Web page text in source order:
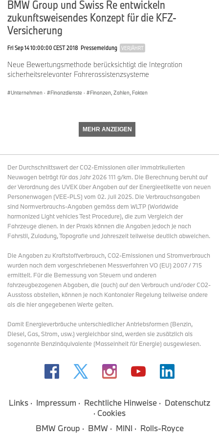
und BMW Motorrad der weltweit führende Premium-Hersteller
von Automobilen und Motorrädern und Anbieter von Premium-
Finanzdienstleistungen. Das BMW Group Produktionsnetzwerk
umfasst über 30 Produktionsstandorte weltweit; das
Unternehmen verfügt über ein globales Vertriebsnetzwerk mit
Vertretungen in über 140 Ländern.
Im Jahr 2024 erzielte die BMW Group einen weltweiten Absatz
Ergebnis vor Steuern im Geschäftsjahr 2024 belief sich auf 11,0
Unternehmensstrategie der BMW Group, von der Lieferkette über
die Produktion bis zum Ende der Nutzungsphase aller Produkte.
LinkedIn:http://www.linkedin.com/company/bmw-group/
YouTube:https://www.youtube.com/bmwgroup
Instagram:https://www.instagram.com/bmwgroup
X:https://www.x.com/bmwgroup
BMW Group und Swiss Re entwickeln
zukunftsweisendes Konzept für die KFZ-
Versicherung
Fri Sep 14 10:00:00 CEST 2018 Pressemeldung VERJÄHRT
Neue Bewertungsmethode berücksichtigt die Integration
sicherheitsrelevanter Fahrerassistenzsysteme
Unternehmen · Finanzdienste · Finanzen, Zahlen, Fakten
MEHR ANZEIGEN
Der Durchschnittswert der CO2-Emissionen aller immatrikulierten
Neuwagen beträgt für das Jahr 2026 111 g/km. Die Berechnung beruht auf
der Verordnung des UVEK über Angaben auf der Energieetikette von neuen
Personenwagen (VEE-PLS) vom 02. Juli 2025. Die Verbrauchsangaben
sind Normverbrauchs-Angaben gemäss dem WLTP (Worldwide
harmonized Light vehicles Test Procedure), die zum Vergleich der
Fahrzeuge dienen. In der Praxis können die Angaben jedoch je nach
Fahrstil, Zuladung, Topografie und Jahreszeit teilweise deutlich abweichen.
Die Angaben zu Kraftstoffverbrauch, CO2-Emissionen und Stromverbrauch
wurden nach dem vorgeschriebenen Messverfahren VO (EU) 2007 / 715
ermittelt. Für die Bemessung von Steuern und anderen
fahrzeugbezogenen Abgaben, die (auch) auf den Verbrauch und/oder CO2-
Ausstoss abstellen, können je nach Kantonaler Regelung teilweise andere
als die hier angegebenen Werte gelten.
Damit Energieverbräuche unterschiedlicher Antriebsformen (Benzin,
Diesel, Gas, Strom, usw.) vergleichbar sind, werden sie zusätzlich als
sogenannte Benzinäquivalente (Masseinheit für Energie) ausgewiesen.
Links Impressum Rechtliche Hinweise
Datenschutz
Cookies
BMW Group
BMW MINI Rolls-Royce